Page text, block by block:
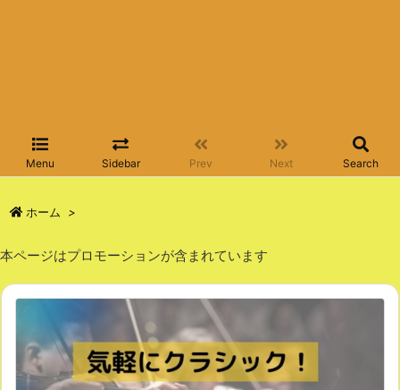
Menu Sidebar Prev Next Search
ホーム >
本ページはプロモーションが含まれています